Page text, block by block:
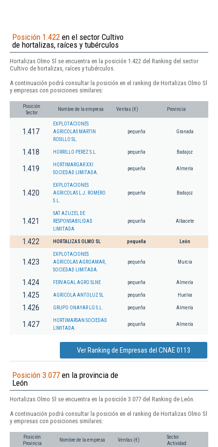
Posición 1.422 en el sector Cultivo
de hortalizas, raíces y tubérculos
Hortalizas Olmo Sl se encuentra en la posición 1.422 del Ranking del sector
Cultivo de hortalizas, raíces y tubérculos.
A continuación podrá consultar la posición en el ranking de Hortalizas Olmo Sl
y empresas con posiciones similares:
Posición
Sector
Nombre de la empresa Ventas (€) Provincia
1.417
EXPLOTACIONES
AGRICOLAS MARTIN
ROSILLO SL.
pequeña Granada
1.418 HORRILLO PEREZ S.L. pequeña Badajoz
1.419
HORTIMARGAR XXI
SOCIEDAD LIMITADA.
pequeña Almería
1.420
EXPLOTACIONES
AGRICOLAS L.J. ROMERO
S.L.
pequeña Badajoz
1.421
SAT AZUZEL DE
RESPONSABILIDAD
LIMITADA
pequeña Albacete
1.422 HORTALIZAS OLMO SL pequeña León
1.423
EXPLOTACIONES
AGRICOLAS AGROAMAR,
SOCIEDAD LIMITADA.
pequeña Murcia
1.424 FERVAGAL AGRO SLNE pequeña Almería
1.425 AGRICOLA ANTOLUZ SL pequeña Huelva
1.426 GRUPO ONAYAR LG S.L. pequeña Almería
1.427
HORTIMARSAN SOCIEDAD
LIMITADA.
pequeña Almería
Ver Ranking de Empresas del CNAE 0113
Posición 3.077 en la provincia de
León
Hortalizas Olmo Sl se encuentra en la posición 3.077 del Ranking de León.
A continuación podrá consultar la posición en el ranking de Hortalizas Olmo Sl
y empresas con posiciones similares:
Posición
Provincia
Nombre de la empresa Ventas (€)
Sector
Actividad